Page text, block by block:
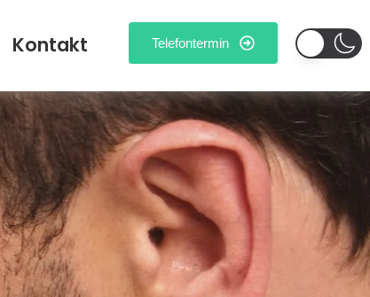
Kontakt Telefontermin